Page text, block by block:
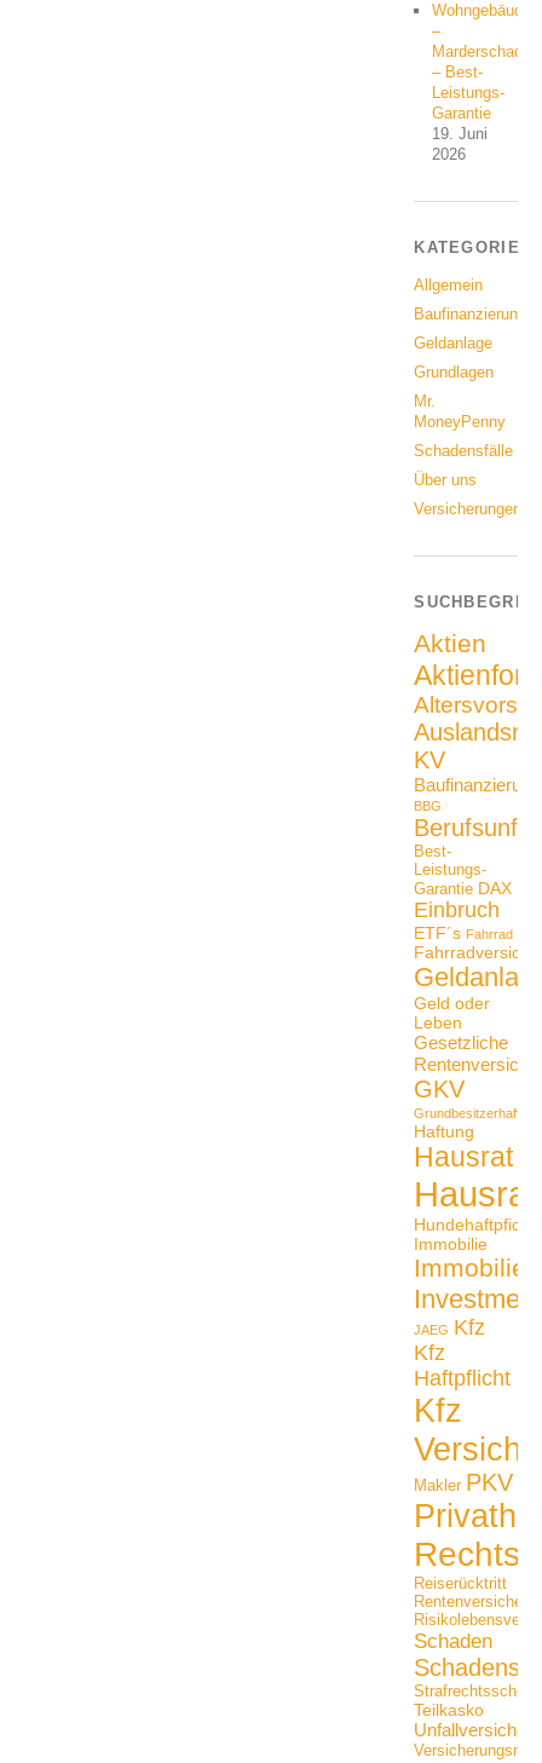
Wohngebäude
–
Marderschaden
– Best-
Leistungs-
Garantie
19. Juni
2026
KATEGORIEN
Allgemein
Baufinanzierung
Geldanlage
Grundlagen
Mr.
MoneyPenny
Schadensfälle
Über uns
Versicherungen
Aktien
KV
Baufinanzierung
BBG
Best-
Leistungs-
Garantie DAX
Einbruch
ETF´s Fahrrad
Geld oder
Leben
Gesetzliche
GKV
Haftung
Hausrat
Hundehaftpficht
Immobilie
JAEG Kfz
Kfz
Haftpflicht
Kfz
Makler PKV
Reiserücktritt
Schaden
Strafrechtsschutz
Teilkasko